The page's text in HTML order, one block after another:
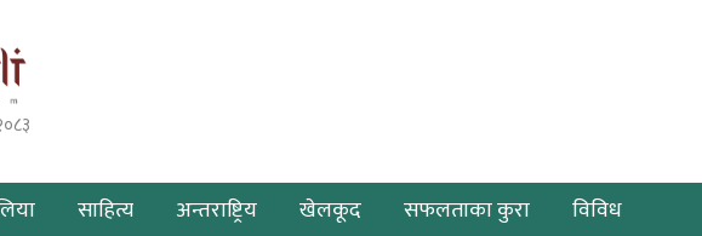
साहित्य अन्तराष्ट्रिय खेलकूद सफलताका कुरा विविध